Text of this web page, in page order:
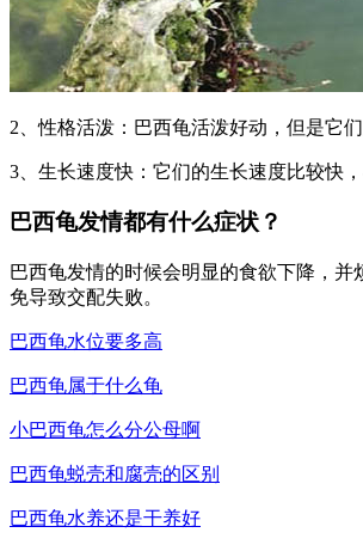
2、性格活泼：巴西龟活泼好动，但是它
3、生长速度快：它们的生长速度比较快
巴西龟发情都有什么症状？
巴西龟发情的时候会明显的食欲下降，
免导致交配失败。
巴西龟水位要多高
巴西龟属于什么龟
小巴西龟怎么分公母啊
巴西龟蜕壳和腐壳的区别
巴西龟水养还是干养好